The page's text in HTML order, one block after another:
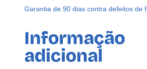
A
a
n
Garantia de 90 dias contra defeitos de
Informação
adicional